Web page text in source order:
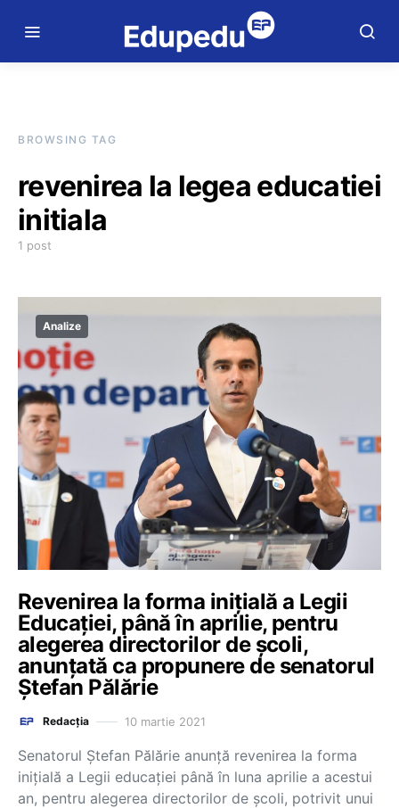
BROWSING TAG
revenirea la legea educatiei
initiala
1 post
Analize
Revenirea la forma inițială a Legii
Educației, până în aprilie, pentru
alegerea directorilor de școli,
anunțată ca propunere de senatorul
Ștefan Pălărie
Redacția 10 martie 2021
Senatorul Ștefan Pălărie anunță revenirea la forma
inițială a Legii educației până în luna aprilie a acestui
an, pentru alegerea directorilor de școli, potrivit unui